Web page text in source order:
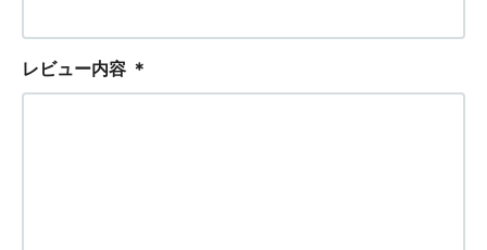
レビュー内容 ＊